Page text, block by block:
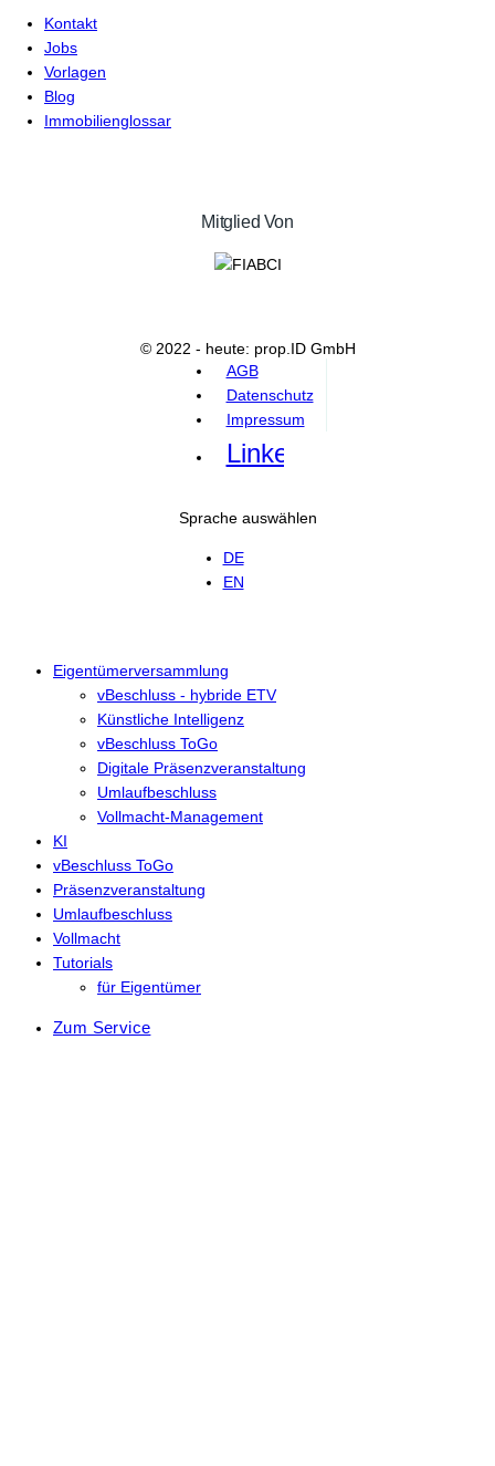
Kontakt
Jobs
Vorlagen
Blog
Immobilienglossar
Mitglied Von
© 2022 - heute: prop.ID GmbH
AGB
Datenschutz
Impressum
Linkedin
Sprache auswählen
DE
EN
Eigentümerversammlung
vBeschluss - hybride ETV
Künstliche Intelligenz
vBeschluss ToGo
Digitale Präsenzveranstaltung
Umlaufbeschluss
Vollmacht-Management
KI
vBeschluss ToGo
Präsenzveranstaltung
Umlaufbeschluss
Vollmacht
Tutorials
für Eigentümer
Zum Service